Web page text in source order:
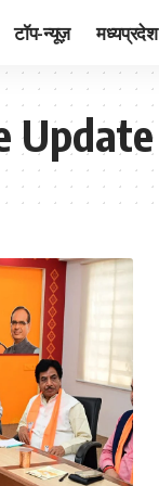
टॉप-न्यूज़ मध्यप्रदेश
Update